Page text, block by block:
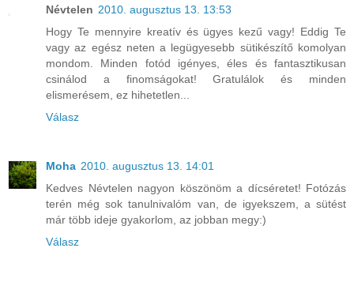
Névtelen 2010. augusztus 13. 13:53
Hogy Te mennyire kreatív és ügyes kezű vagy! Eddig Te
vagy az egész neten a legügyesebb sütikészítő komolyan
mondom. Minden fotód igényes, éles és fantasztikusan
csinálod a finomságokat! Gratulálok és minden
elismerésem, ez hihetetlen...
Válasz
Moha 2010. augusztus 13. 14:01
Kedves Névtelen nagyon köszönöm a dícséretet! Fotózás
terén még sok tanulnivalóm van, de igyekszem, a sütést
már több ideje gyakorlom, az jobban megy:)
Válasz